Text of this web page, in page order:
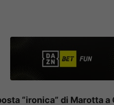
“ironica” di Marotta